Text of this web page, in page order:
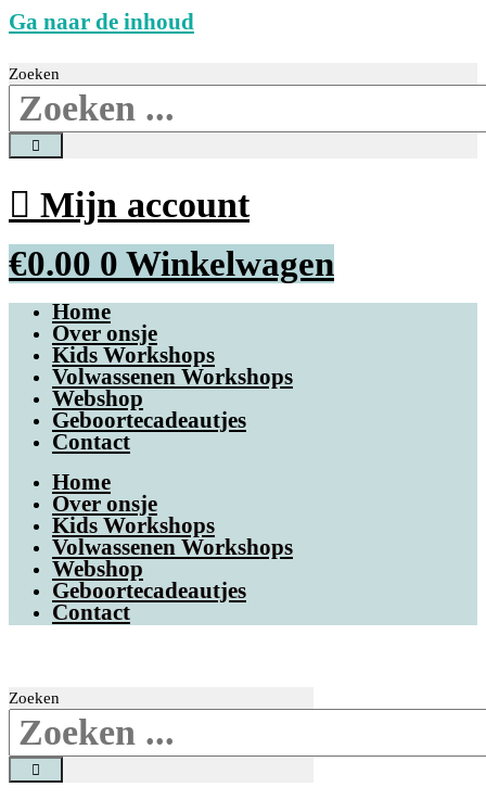
Ga naar de inhoud
Zoeken
Mijn account
€0.00 0 Winkelwagen
Home
Over onsje
Kids Workshops
Volwassenen Workshops
Webshop
Geboortecadeautjes
Contact
Home
Over onsje
Kids Workshops
Volwassenen Workshops
Webshop
Geboortecadeautjes
Contact
Zoeken